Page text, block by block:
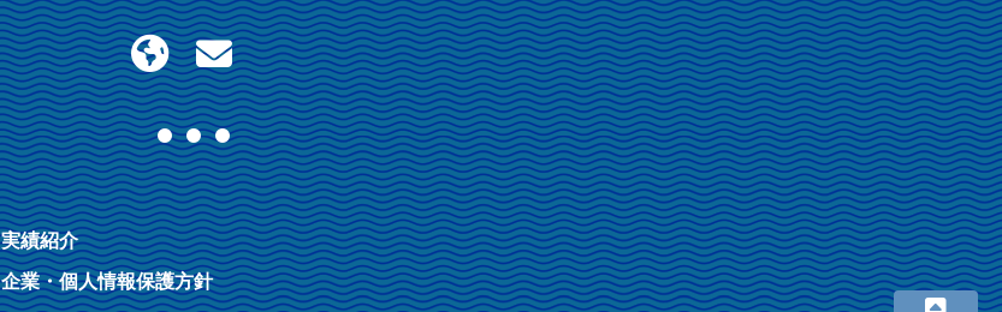
実績紹介
企業・個人情報保護方針